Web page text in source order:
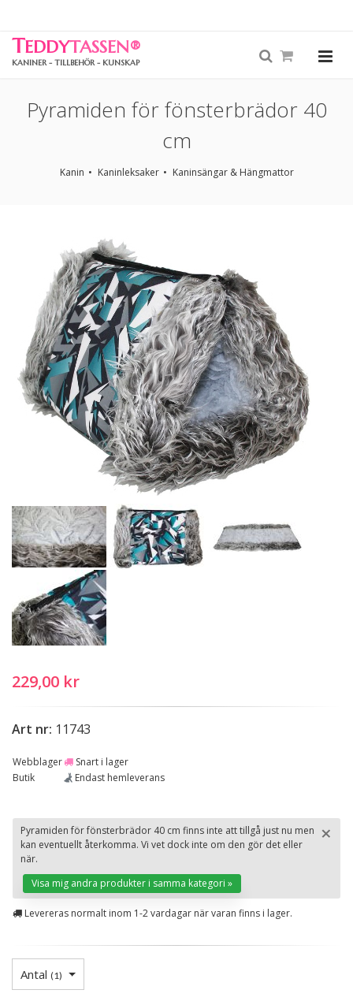
TEDDYTASSEN®
KANINER - TILLBEHÖR - KUNSKAP
Pyramiden för fönsterbrädor 40
cm
Kanin Kaninleksaker Kaninsängar & Hängmattor
229,00 kr
Art nr: 11743
Webblager
Snart i lager
Butik
Endast hemleverans
×
Pyramiden för fönsterbrädor 40 cm finns inte att tillgå just nu men
kan eventuellt återkomma. Vi vet dock inte om den gör det eller
när.
Visa mig andra produkter i samma kategori »
Levereras normalt inom 1-2 vardagar när varan finns i lager.
Antal (1)